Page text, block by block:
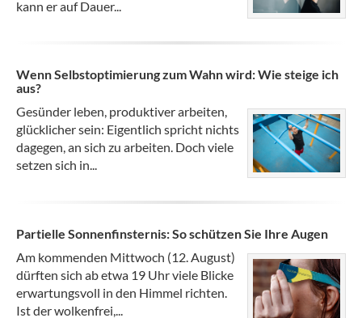
kann er auf Dauer...
Wenn Selbstoptimierung zum Wahn wird: Wie steige ich
aus?
Gesünder leben, produktiver arbeiten,
glücklicher sein: Eigentlich spricht nichts
dagegen, an sich zu arbeiten. Doch viele
setzen sich in...
Partielle Sonnenfinsternis: So schützen Sie Ihre Augen
Am kommenden Mittwoch (12. August)
dürften sich ab etwa 19 Uhr viele Blicke
erwartungsvoll in den Himmel richten.
Ist der wolkenfrei,...